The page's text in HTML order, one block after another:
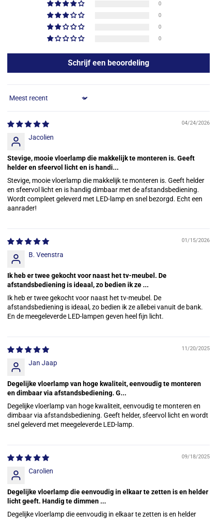
0
0
0
0
Schrijf een beoordeling
Sort by
04/24/2026
Jacolien
Stevige, mooie vloerlamp die makkelijk te monteren is. Geeft
helder en sfeervol licht en is handi...
Stevige, mooie vloerlamp die makkelijk te monteren is. Geeft helder
en sfeervol licht en is handig dimbaar met de afstandsbediening.
Wordt compleet geleverd met LED-lamp en snel bezorgd. Echt een
aanrader!
01/15/2026
B. Veenstra
Ik heb er twee gekocht voor naast het tv-meubel. De
afstandsbediening is ideaal, zo bedien ik ze ...
Ik heb er twee gekocht voor naast het tv-meubel. De
afstandsbediening is ideaal, zo bedien ik ze allebei vanuit de bank.
En de meegeleverde LED-lampen geven heel fijn licht.
11/20/2025
Jan Jaap
Degelijke vloerlamp van hoge kwaliteit, eenvoudig te monteren
en dimbaar via afstandsbediening. G...
Degelijke vloerlamp van hoge kwaliteit, eenvoudig te monteren en
dimbaar via afstandsbediening. Geeft helder, sfeervol licht en wordt
snel geleverd met meegeleverde LED-lamp.
09/18/2025
Carolien
Degelijke vloerlamp die eenvoudig in elkaar te zetten is en helder
licht geeft. Handig te dimmen ...
Degelijke vloerlamp die eenvoudig in elkaar te zetten is en helder